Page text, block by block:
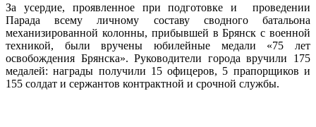
За усердие, проявленное при подготовке и проведении
Парада всему личному составу сводного батальона
механизированной колонны, прибывшей в Брянск с военной
техникой, были вручены юбилейные медали «75 лет
освобождения Брянска». Руководители города вручили 175
медалей: награды получили 15 офицеров, 5 прапорщиков и
155 солдат и сержантов контрактной и срочной службы.